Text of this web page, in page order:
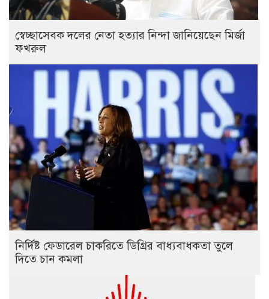
স্বেচ্ছাসেবক দলের নেতা হত্যার নিন্দা জানিয়েছেন মির্জা
ফখরুল
নির্দিষ্ট ফেডারেল চাকরিতে ডিগ্রির বাধ্যবাধকতা তুলে
দিতে চান কমলা